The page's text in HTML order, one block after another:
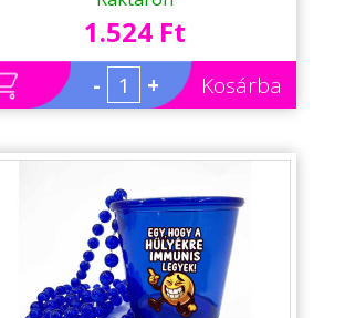
Felespohár, LED világítással -
Party Pohár - Party Kellék
1.524 Ft
- + Kosárba